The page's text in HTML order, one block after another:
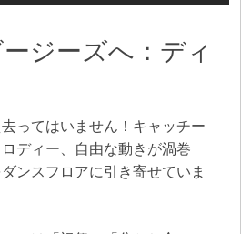
ジーズへ：ディ
ってはいません！キャッチー
ディー、自由な動きが渦巻
ンスフロアに引き寄せていま